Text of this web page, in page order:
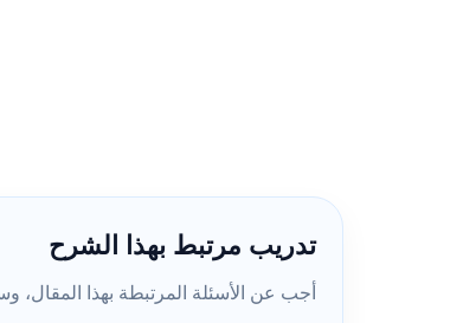
تدريب مرتبط بهذا الشرح
أجب عن الأسئلة المرتبطة بهذا المقال،